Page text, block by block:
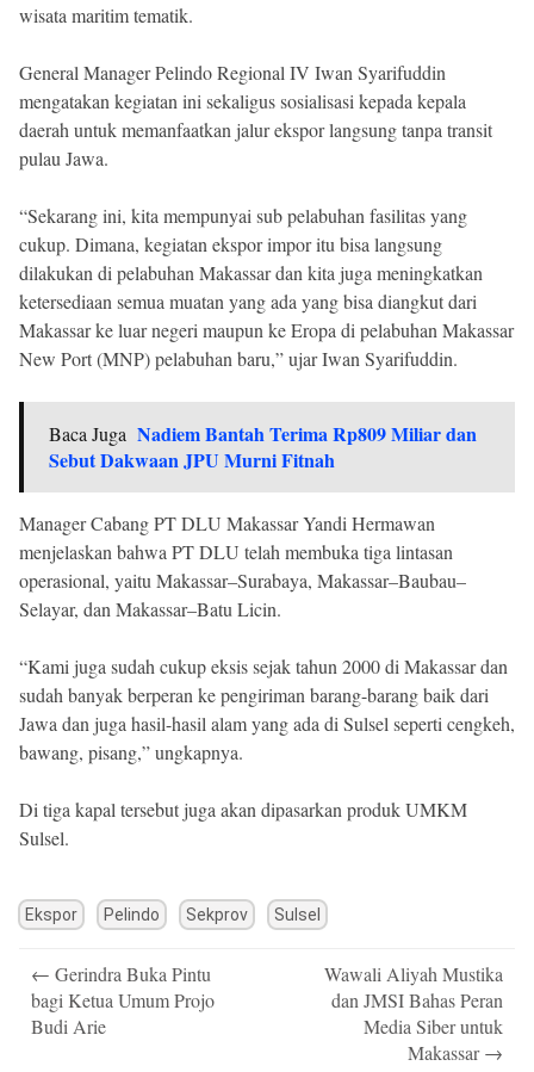
wisata maritim tematik.
General Manager Pelindo Regional IV Iwan Syarifuddin
mengatakan kegiatan ini sekaligus sosialisasi kepada kepala
daerah untuk memanfaatkan jalur ekspor langsung tanpa transit
pulau Jawa.
“Sekarang ini, kita mempunyai sub pelabuhan fasilitas yang
cukup. Dimana, kegiatan ekspor impor itu bisa langsung
dilakukan di pelabuhan Makassar dan kita juga meningkatkan
ketersediaan semua muatan yang ada yang bisa diangkut dari
Makassar ke luar negeri maupun ke Eropa di pelabuhan Makassar
New Port (MNP) pelabuhan baru,” ujar Iwan Syarifuddin.
Baca Juga Nadiem Bantah Terima Rp809 Miliar dan
Sebut Dakwaan JPU Murni Fitnah
Manager Cabang PT DLU Makassar Yandi Hermawan
menjelaskan bahwa PT DLU telah membuka tiga lintasan
operasional, yaitu Makassar–Surabaya, Makassar–Baubau–
Selayar, dan Makassar–Batu Licin.
“Kami juga sudah cukup eksis sejak tahun 2000 di Makassar dan
sudah banyak berperan ke pengiriman barang-barang baik dari
Jawa dan juga hasil-hasil alam yang ada di Sulsel seperti cengkeh,
bawang, pisang,” ungkapnya.
Di tiga kapal tersebut juga akan dipasarkan produk UMKM
Sulsel.
Ekspor Pelindo Sekprov Sulsel
navigation
← Gerindra Buka Pintu
bagi Ketua Umum Projo
Budi Arie
Wawali Aliyah Mustika
dan JMSI Bahas Peran
Media Siber untuk
Makassar→